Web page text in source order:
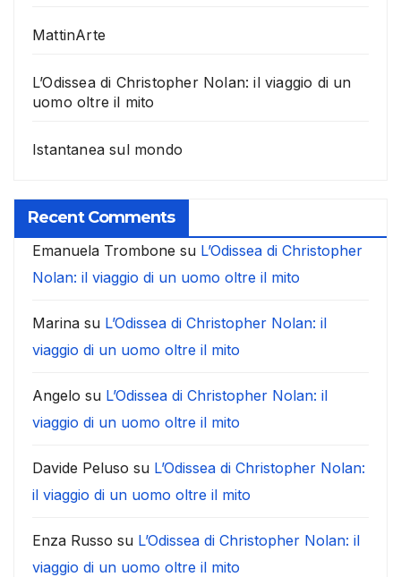
MattinArte
L’Odissea di Christopher Nolan: il viaggio di un
uomo oltre il mito
Istantanea sul mondo
Recent Comments
Emanuela Trombone su L’Odissea di Christopher
Nolan: il viaggio di un uomo oltre il mito
Marina su L’Odissea di Christopher Nolan: il
viaggio di un uomo oltre il mito
Angelo su L’Odissea di Christopher Nolan: il
viaggio di un uomo oltre il mito
Davide Peluso su L’Odissea di Christopher Nolan:
il viaggio di un uomo oltre il mito
Enza Russo su L’Odissea di Christopher Nolan: il
viaggio di un uomo oltre il mito